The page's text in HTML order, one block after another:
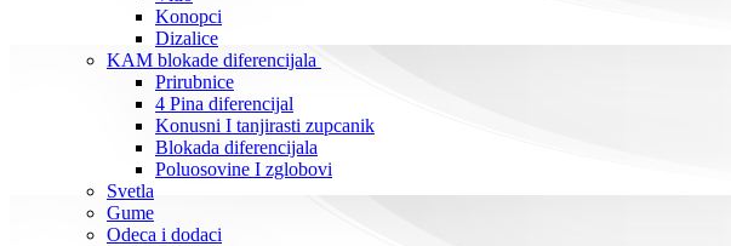
Konopci
Dizalice
KAM blokade diferencijala
Prirubnice
4 Pina diferencijal
Konusni I tanjirasti zupcanik
Blokada diferencijala
Poluosovine I zglobovi
Svetla
Gume
Odeca i dodaci